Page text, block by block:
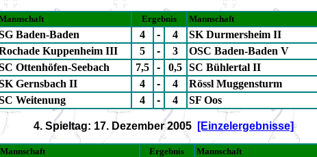
Ergebnis Mannschaft
Baden-Baden 4 - 4
SK Durmersheim II
Kuppenheim III
5 - 3
OSC Baden-Baden V
Ottenhöfen-Seebach
7,5 - 0,5 SC Bühlertal II
Gernsbach II
4 - 4
Rössl Muggensturm
Weitenung
4 - 4 SF Oos
4. Spieltag: 17. Dezember 2005 [Einzelergebnisse]
Mannschaft Ergebnis Mannschaft